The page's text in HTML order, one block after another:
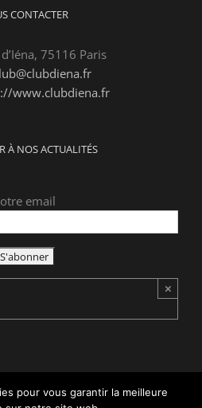
CONTACTER
75116 Paris
www.clubdiena.fr
À NOS ACTUALITÉS
email
×
| Tous droits réservés | Réalisé
pour vous garantir la meilleure